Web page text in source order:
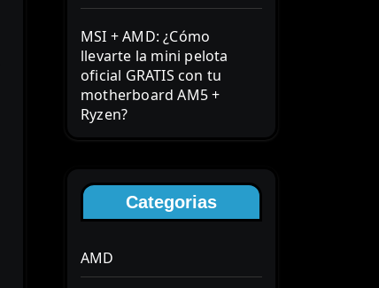
MSI + AMD: ¿Cómo
llevarte la mini pelota
oficial GRATIS con tu
motherboard AM5 +
Ryzen?
Categorias
AMD